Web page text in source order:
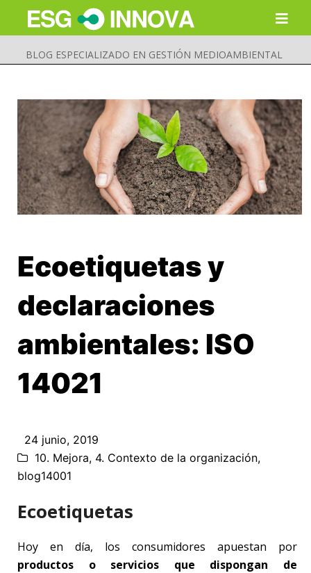
BLOG ESPECIALIZADO EN GESTIÓN MEDIOAMBIENTAL
Buscar Enviar
Ecoetiquetas y
declaraciones
ambientales: ISO
14021
24 junio, 2019
10. Mejora, 4. Contexto de la organización,
blog14001
Ecoetiquetas
Hoy en día, los consumidores apuestan por
productos o servicios que dispongan de